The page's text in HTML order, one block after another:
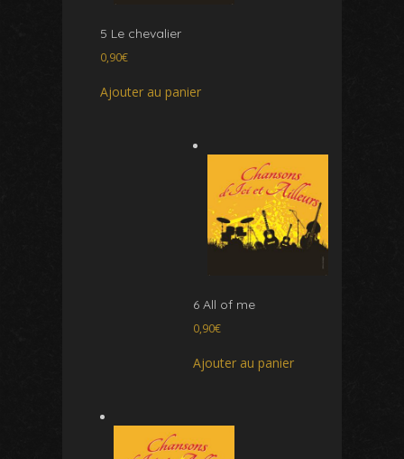
5 Le chevalier
0,90€
Ajouter au panier
6 All of me
0,90€
Ajouter au panier